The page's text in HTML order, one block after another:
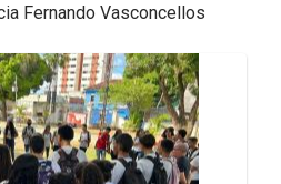
Fernando Vasconcellos